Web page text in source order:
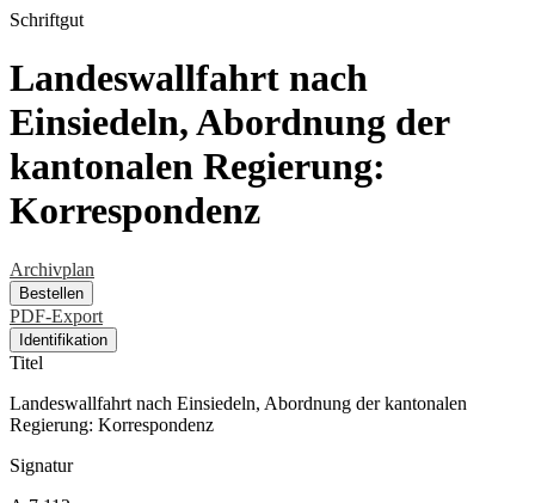
Schriftgut
Landeswallfahrt nach
Einsiedeln, Abordnung der
kantonalen Regierung:
Korrespondenz
Archivplan
Bestellen
PDF-Export
Identifikation
Titel
Landeswallfahrt nach Einsiedeln, Abordnung der kantonalen
Regierung: Korrespondenz
Signatur